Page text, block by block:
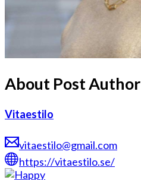
About Post Author
Vitaestilo
vitaestilo@gmail.com
https://vitaestilo.se/